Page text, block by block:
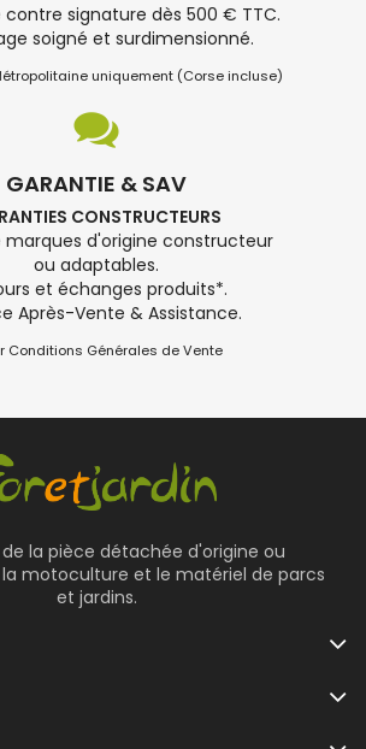
signature dès 500 € TTC.
soigné et surdimensionné.
uniquement (Corse incluse)
GARANTIE & SAV
CONSTRUCTEURS
marques d'origine constructeur
ou adaptables.
et échanges produits*.
Après-Vente & Assistance.
Conditions Générales de Vente
la pièce détachée d'origine ou
motoculture et le matériel de parcs
et jardins.